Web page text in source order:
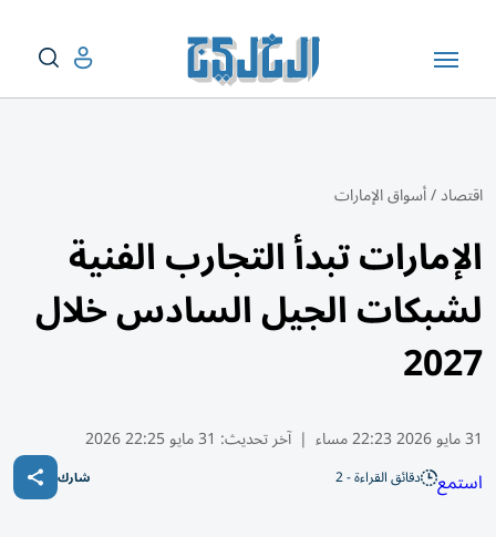
اقتصاد/أسواق الإمارات
الإمارات تبدأ التجارب الفنية
لشبكات الجيل السادس خلال
2027
31 مايو 2026 22:23 مساء | آخر تحديث: 31 مايو 22:25 2026
استمع دقائق القراءة - 2 شارك